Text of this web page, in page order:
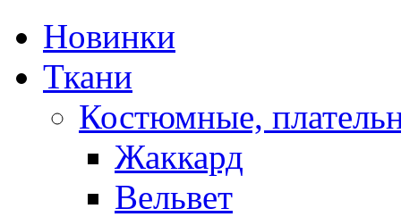
Новинки
Ткани
Костюмные,
Жаккард
Вельвет